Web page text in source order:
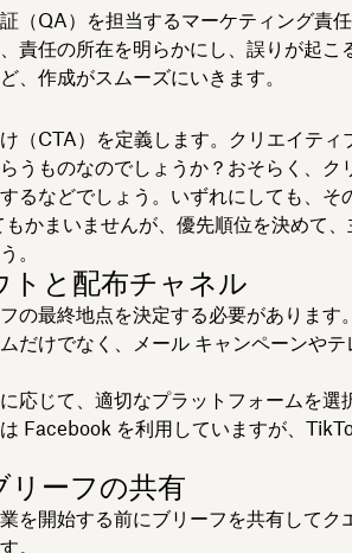
（QA）を担当するマーケティング責
責任の所在を明らかにし、誤りが起こ
、作成がスムーズにいきます。
（CTA）を定義します。クリエイティ
うものなのでしょうか？おそらく、ク
るなどでしょう。いずれにしても、そ
かまいませんが、優先順位を決めて
。
トと配布チャネル
の最終地点を決定する必要がありま
だけでなく、メール キャンペーンや
応じて、適切なプラットフォームを選
Facebook を利用していますが、
ーフの共有
を開始する前にブリーフを共有してク
。